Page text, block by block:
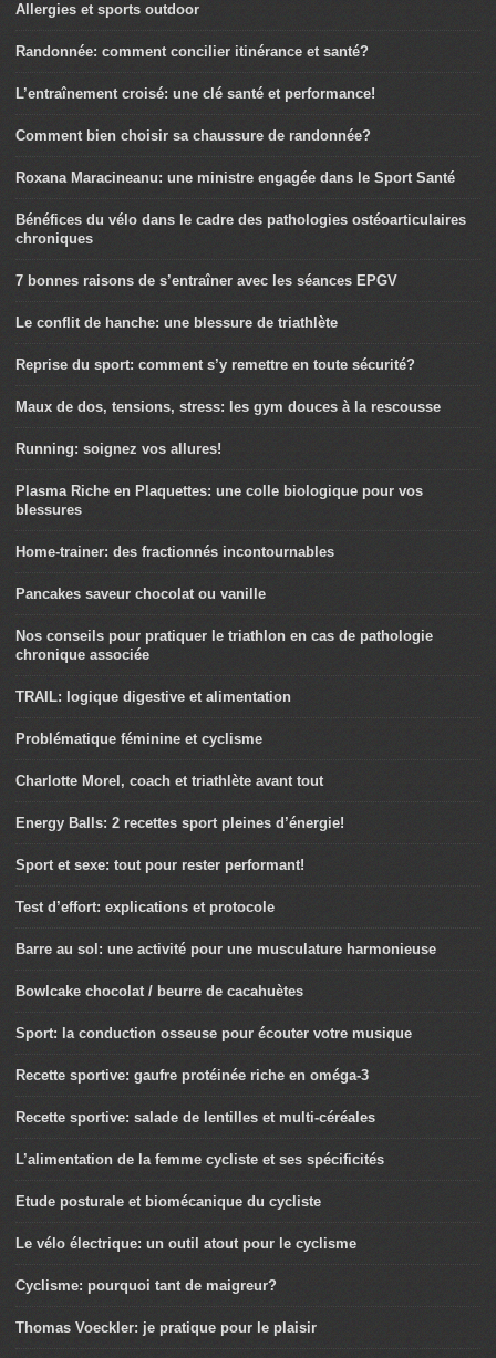
Allergies et sports outdoor
Randonnée: comment concilier itinérance et santé?
L’entraînement croisé: une clé santé et performance!
Comment bien choisir sa chaussure de randonnée?
Roxana Maracineanu: une ministre engagée dans le Sport Santé
Bénéfices du vélo dans le cadre des pathologies ostéoarticulaires
chroniques
7 bonnes raisons de s’entraîner avec les séances EPGV
Le conflit de hanche: une blessure de triathlète
Reprise du sport: comment s’y remettre en toute sécurité?
Maux de dos, tensions, stress: les gym douces à la rescousse
Running: soignez vos allures!
Plasma Riche en Plaquettes: une colle biologique pour vos
blessures
Home-trainer: des fractionnés incontournables
Pancakes saveur chocolat ou vanille
Nos conseils pour pratiquer le triathlon en cas de pathologie
chronique associée
TRAIL: logique digestive et alimentation
Problématique féminine et cyclisme
Charlotte Morel, coach et triathlète avant tout
Energy Balls: 2 recettes sport pleines d’énergie!
Sport et sexe: tout pour rester performant!
Test d’effort: explications et protocole
Barre au sol: une activité pour une musculature harmonieuse
Bowlcake chocolat / beurre de cacahuètes
Sport: la conduction osseuse pour écouter votre musique
Recette sportive: gaufre protéinée riche en oméga-3
Recette sportive: salade de lentilles et multi-céréales
L’alimentation de la femme cycliste et ses spécificités
Etude posturale et biomécanique du cycliste
Le vélo électrique: un outil atout pour le cyclisme
Cyclisme: pourquoi tant de maigreur?
Thomas Voeckler: je pratique pour le plaisir